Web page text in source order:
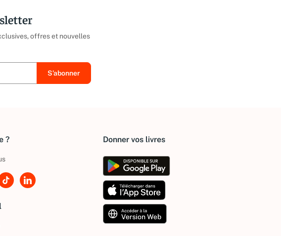
offres et nouvelles
? Donner vos livres